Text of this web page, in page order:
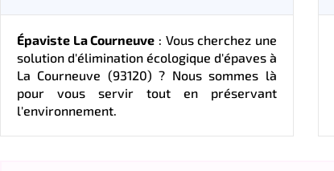
Épaviste La Courneuve : Vous cherchez une
solution d'élimination écologique d'épaves à
La Courneuve (93120) ? Nous sommes là
pour vous servir tout en préservant
l'environnement.